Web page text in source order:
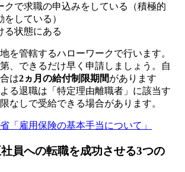
クで求職の申込みをしている（積極的
をしている）
る状態にある
を管轄するハローワークで行います。
、できるだけ早く申請しましょう。自
は2ヵ月の給付制限期間があります
る退職は「特定理由離職者」に該当す
なしで受給できる場合があります。
「雇用保険の基本手当について」
員への転職を成功させる3つの